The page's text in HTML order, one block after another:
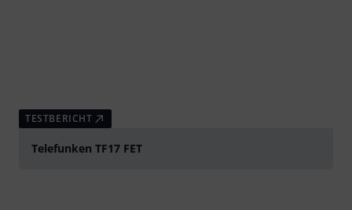
TESTBERICHT
Telefunken TF17 FET